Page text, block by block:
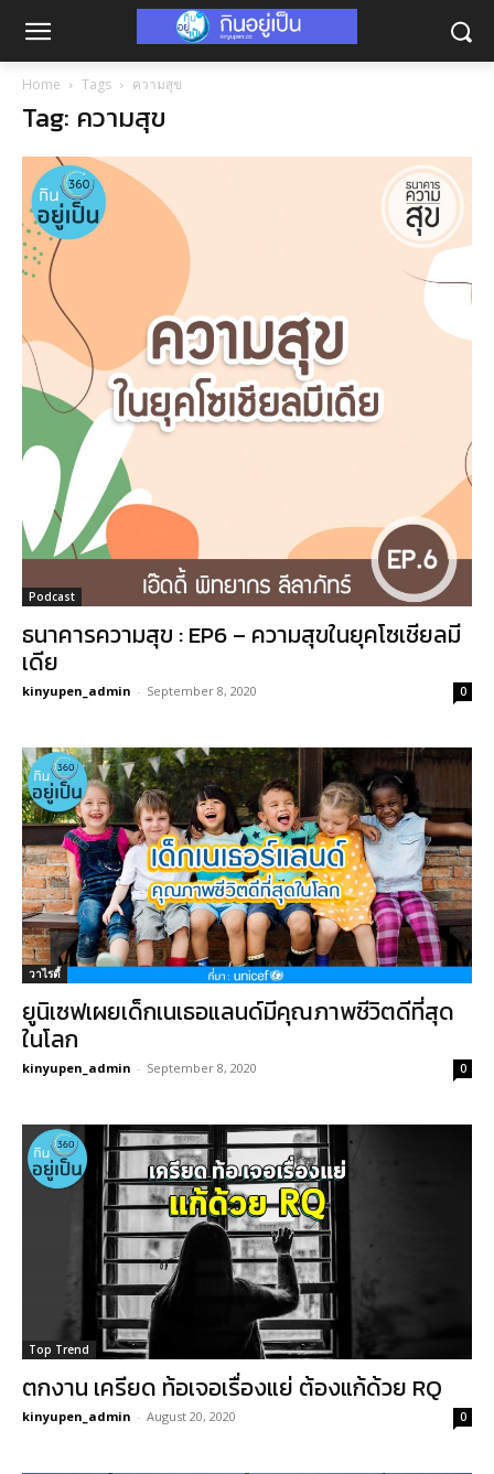
Home Tags ความสุข
Tag: ความสุข
Podcast
ธนาคารความสุข : EP6 – ความสุขในยุคโซเชียลมี
เดีย
kinyupen_admin - September 8, 2020 0
วาไรตี้
ยูนิเซฟเผยเด็กเนเธอแลนด์มีคุณภาพชีวิตดีที่สุด
ในโลก
kinyupen_admin - September 8, 2020 0
Top Trend
ตกงาน เครียด ท้อเจอเรื่องแย่ ต้องแก้ด้วย RQ
kinyupen_admin - August 20, 2020 0